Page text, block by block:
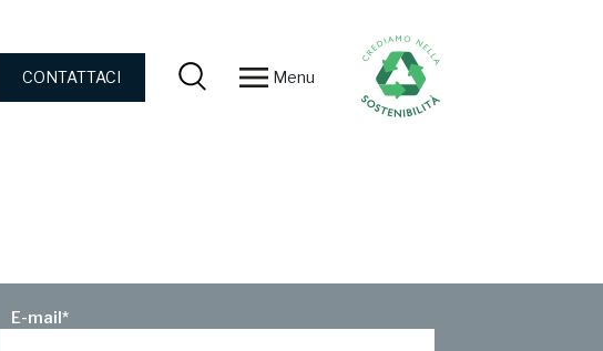
CONTATTACI Menu
E-mail*